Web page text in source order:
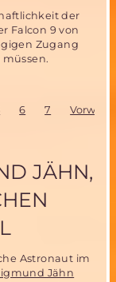
der
Falcon 9 von
Zugang
6 7 Vorwärts
JÄHN,
Astronaut im
Jähn